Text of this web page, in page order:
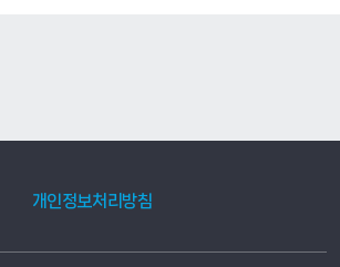
개인정보처리방침